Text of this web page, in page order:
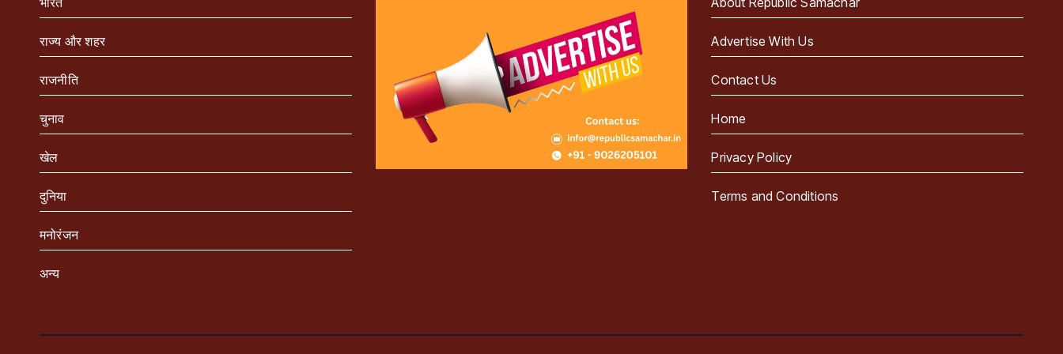
राज्य और शहर
राजनीति
चुनाव
खेल
दुनिया
मनोरंजन
अन्य
Advertise With Us
Contact Us
Home
Privacy Policy
Terms and Conditions